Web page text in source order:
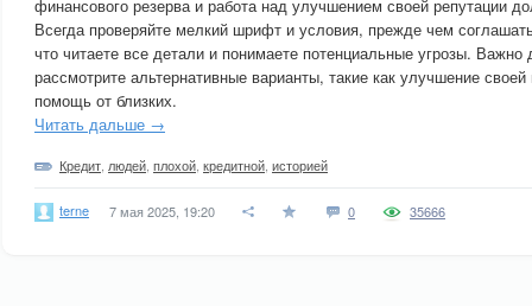
финансового резерва и работа над улучшением своей репутации
Всегда проверяйте мелкий шрифт и условия, прежде чем
что читаете все детали и понимаете потенциальные угрозы. Важно
рассмотрите альтернативные варианты, такие как улучшение
помощь от близких.
Читать дальше →
Кредит людей плохой кредитной историей
terne 7 мая 2025, 19:20 0 35666